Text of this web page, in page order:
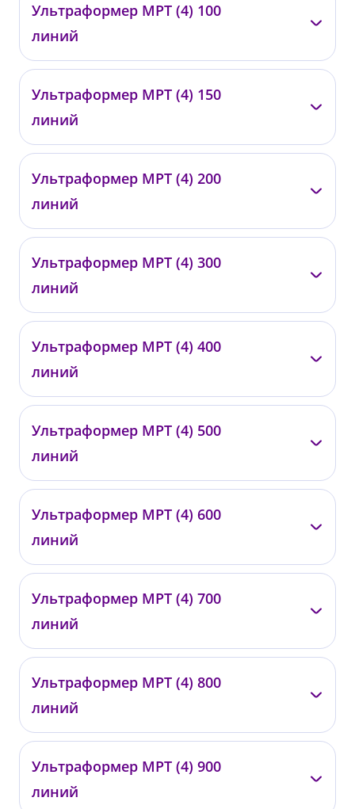
0418
от 13 000 ₽
Ультраформер МРТ (4) 100
линий
0419
от 19 500 ₽
Ультраформер МРТ (4) 150
линий
0420
от 29 500 ₽
Ультраформер МРТ (4) 200
линий
0421
от 35 000 ₽
Ультраформер МРТ (4) 300
линий
0422
от 40 000 ₽
Ультраформер МРТ (4) 400
линий
0423
от 50 000 ₽
Ультраформер МРТ (4) 500
линий
0424
от 60 000 ₽
Ультраформер МРТ (4) 600
линий
0425
от 67 000 ₽
Ультраформер МРТ (4) 700
линий
0426
от 72 000 ₽
Ультраформер МРТ (4) 800
линий
0427
от 80 000 ₽
Ультраформер МРТ (4) 900
линий